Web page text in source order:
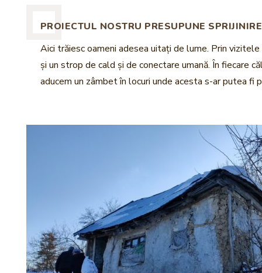
PROIECTUL NOSTRU PRESUPUNE
Aici trăiesc oameni adesea uitați de lume. Prin
și un strop de cald și de conectare umană. În fiecare
aducem un zâmbet în locuri unde acesta s-ar putea fi